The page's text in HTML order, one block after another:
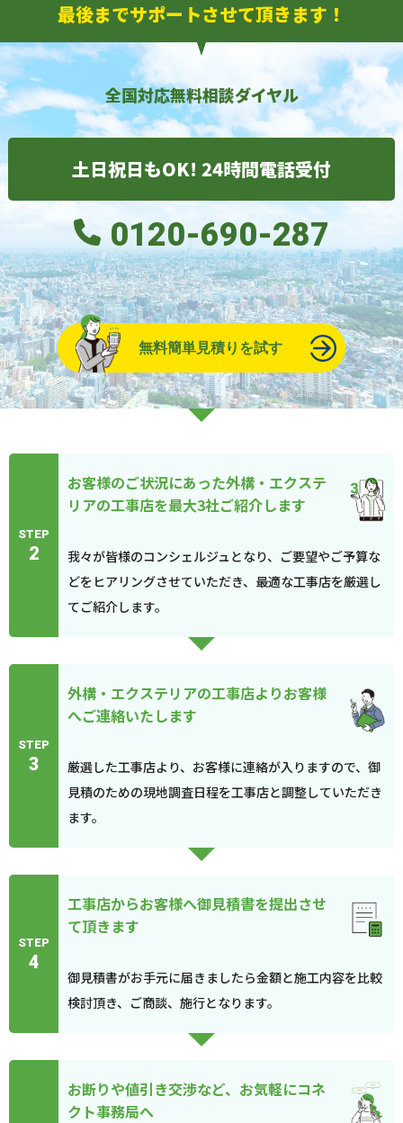
最後までサポートさせて頂きます！
全国対応無料相談ダイヤル
土日祝日もOK! 24時間電話受付
0120-690-287
無料簡単見積りを試す
STEP
2
お客様のご状況にあった外構・エクステ
リアの工事店を最大3社ご紹介します
我々が皆様のコンシェルジュとなり、ご要望やご予算な
どをヒアリングさせていただき、最適な工事店を厳選し
てご紹介します。
STEP
3
外構・エクステリアの工事店よりお客様
へご連絡いたします
厳選した工事店より、お客様に連絡が入りますので、御
見積のための現地調査日程を工事店と調整していただき
ます。
STEP
4
工事店からお客様へ御見積書を提出させ
て頂きます
御見積書がお手元に届きましたら金額と施工内容を比較
検討頂き、ご商談、施行となります。
お断りや値引き交渉など、お気軽にコネ
クト事務局へ